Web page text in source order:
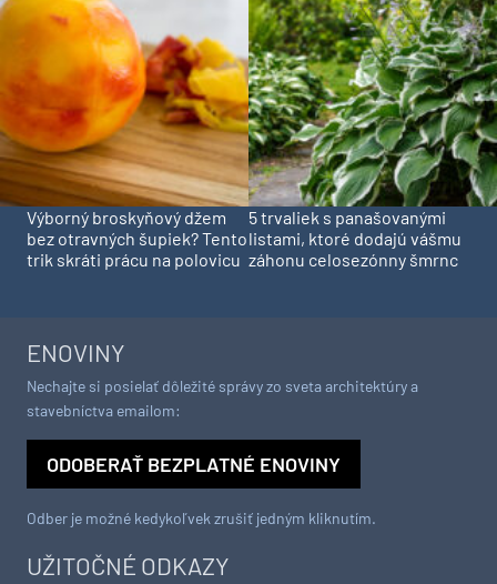
Výborný broskyňový džem
bez otravných šupiek? Tento
trik skráti prácu na polovicu
5 trvaliek s panašovanými
listami, ktoré dodajú vášmu
záhonu celosezónny šmrnc
UŽITOČNÉ ODKAZY
ENOVINY
Nechajte si posielať dôležité správy zo sveta architektúry a
stavebníctva emailom:
ODOBERAŤ BEZPLATNÉ ENOVINY
Odber je možné kedykoľvek zrušiť jedným kliknutím.